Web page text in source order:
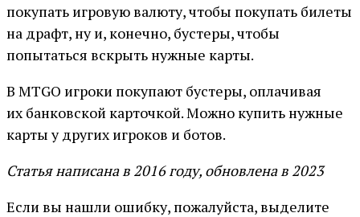
покупать игровую валюту, чтобы покупать билеты
на драфт, ну и, конечно, бустеры, чтобы
попытаться вскрыть нужные карты.
В MTGO игроки покупают бустеры, оплачивая
их банковской карточкой. Можно купить нужные
карты у других игроков и ботов.
Статья написана в 2016 году, обновлена в 2023
Если вы нашли ошибку, пожалуйста, выделите